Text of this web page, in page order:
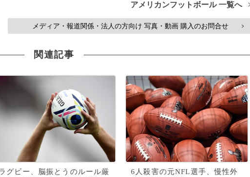
アメリカンフットボール 一覧へ
メディア・報道関係・法人の方向け 写真・動画 購入のお問合せ >
関連記事
グビー、脳振とうのルール厳
6人殺害の元NFL選手、慢性外